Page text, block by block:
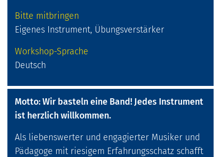
Bitte mitbringen
Eigenes Instrument, Übungsverstärker
Workshop-Sprache
Deutsch
Motto: Wir basteln eine Band! Jedes Instrument
ist herzlich willkommen.
Als liebenswerter und engagierter Musiker und
Pädagoge mit riesigem Erfahrungsschatz schafft